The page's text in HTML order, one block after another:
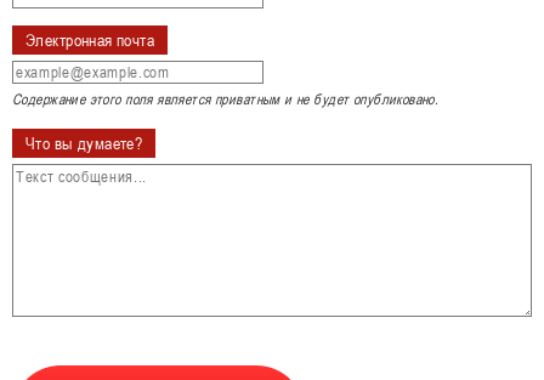
Электронная почта
Содержание этого поля является приватным и не будет опубликовано.
Что вы думаете?